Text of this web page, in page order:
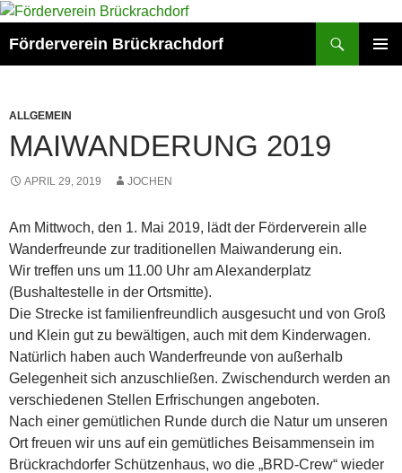
Zum
springen
Förderverein Brückrachdorf
ALLGEMEIN
MAIWANDERUNG 2019
APRIL 29, 2019 JOCHEN
Am Mittwoch, den 1. Mai 2019, lädt der Förderverein alle
Wanderfreunde zur traditionellen Maiwanderung ein.
Wir treffen uns um 11.00 Uhr am Alexanderplatz
(Bushaltestelle in der Ortsmitte).
Die Strecke ist familienfreundlich ausgesucht und von Groß
und Klein gut zu bewältigen, auch mit dem Kinderwagen.
Natürlich haben auch Wanderfreunde von außerhalb
Gelegenheit sich anzuschließen. Zwischendurch werden an
verschiedenen Stellen Erfrischungen angeboten.
Nach einer gemütlichen Runde durch die Natur um unseren
Ort freuen wir uns auf ein gemütliches Beisammensein im
Brückrachdorfer Schützenhaus, wo die „BRD-Crew“ wieder